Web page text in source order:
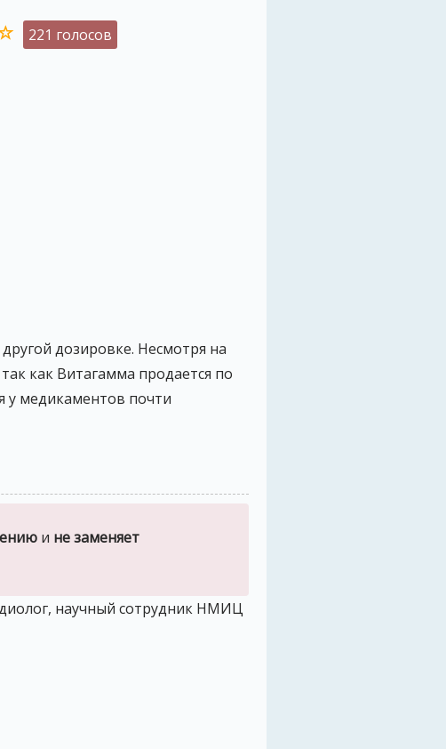
221 голосов
дозировке. Несмотря на
как Витагамма продается по
у медикаментов почти
и не заменяет
научный сотрудник НМИЦ